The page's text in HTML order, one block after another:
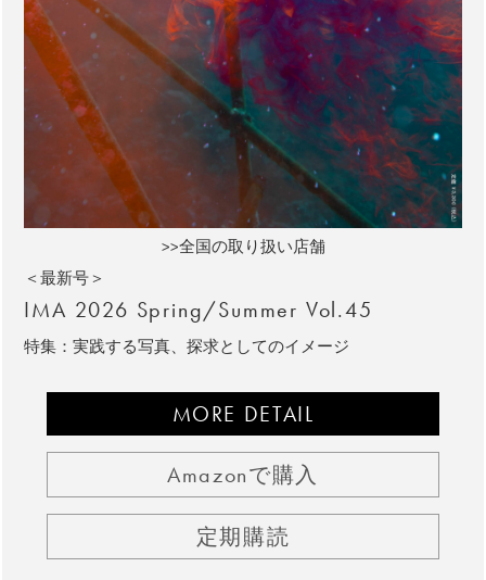
>>全国の取り扱い店舗
＜最新号＞
IMA 2026 Spring/Summer Vol.45
特集：実践する写真、探求としてのイメージ
MORE DETAIL
Amazonで購入
定期購読